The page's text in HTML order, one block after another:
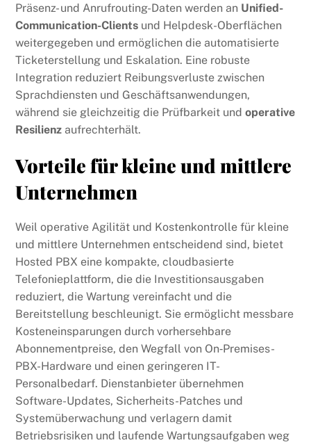
Präsenz- und Anrufrouting-Daten werden an Unified-
Communication-Clients und Helpdesk-Oberflächen
weitergegeben und ermöglichen die automatisierte
Ticketerstellung und Eskalation. Eine robuste
Integration reduziert Reibungsverluste zwischen
Sprachdiensten und Geschäftsanwendungen,
während sie gleichzeitig die Prüfbarkeit undoperative
Resilienz aufrechterhält.
Vorteile für kleine und mittlere
Unternehmen
Weil operative Agilität und Kostenkontrolle für kleine
und mittlere Unternehmen entscheidend sind, bietet
Hosted PBX eine kompakte, cloudbasierte
Telefonieplattform, die die Investitionsausgaben
reduziert, die Wartung vereinfacht und die
Bereitstellung beschleunigt. Sie ermöglicht messbare
Kosteneinsparungen durch vorhersehbare
Abonnementpreise, den Wegfall von On‑Premises-
PBX-Hardware und einen geringeren IT-
Personalbedarf. Dienstanbieter übernehmen
Software-Updates, Sicherheits-Patches und
Systemüberwachung und verlagern damit
Betriebsrisiken und laufende Wartungsaufgaben weg